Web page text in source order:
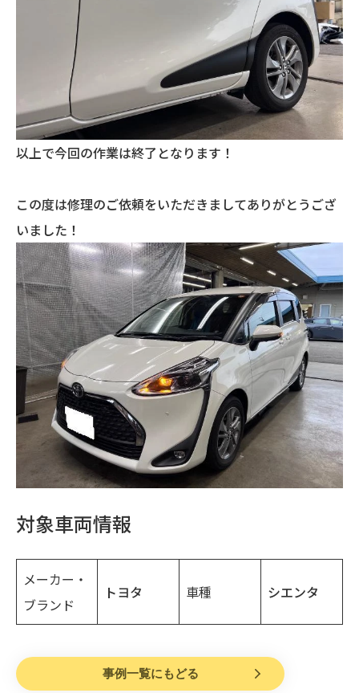
以上で今回の作業は終了となります！
この度は修理のご依頼をいただきましてありがとうござ
いました！
対象車両情報
メーカー・
ブランド
トヨタ 車種 シエンタ
事例一覧にもどる